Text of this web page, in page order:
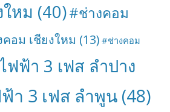
ใหม (40)#ช่างคอม
อม เชียงใหม (13) #ช่างคอม
ฟฟ้า 3 เฟส ลำปาง
า 3 เฟส ลำพูน (48)